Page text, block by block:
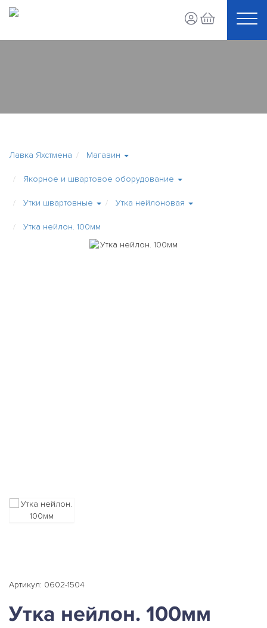
Лавка Яхстмена Магазин
Якорное и швартовое оборудование
Утки швартовные Утка нейлоновая
Утка нейлон. 100мм
Артикул: 0602-1504
Утка нейлон. 100мм